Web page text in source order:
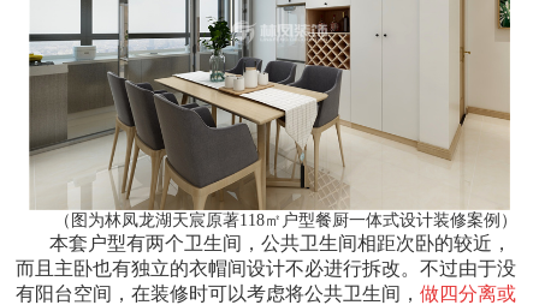
（图为林凤龙湖天宸原著118㎡户型餐厨一体式设计装修案例）
本套户型有两个卫生间，公共卫生间相距次卧的较近，
而且主卧也有独立的衣帽间设计不必进行拆改。不过由于没
有阳台空间，在装修时可以考虑将公共卫生间，做四分离或